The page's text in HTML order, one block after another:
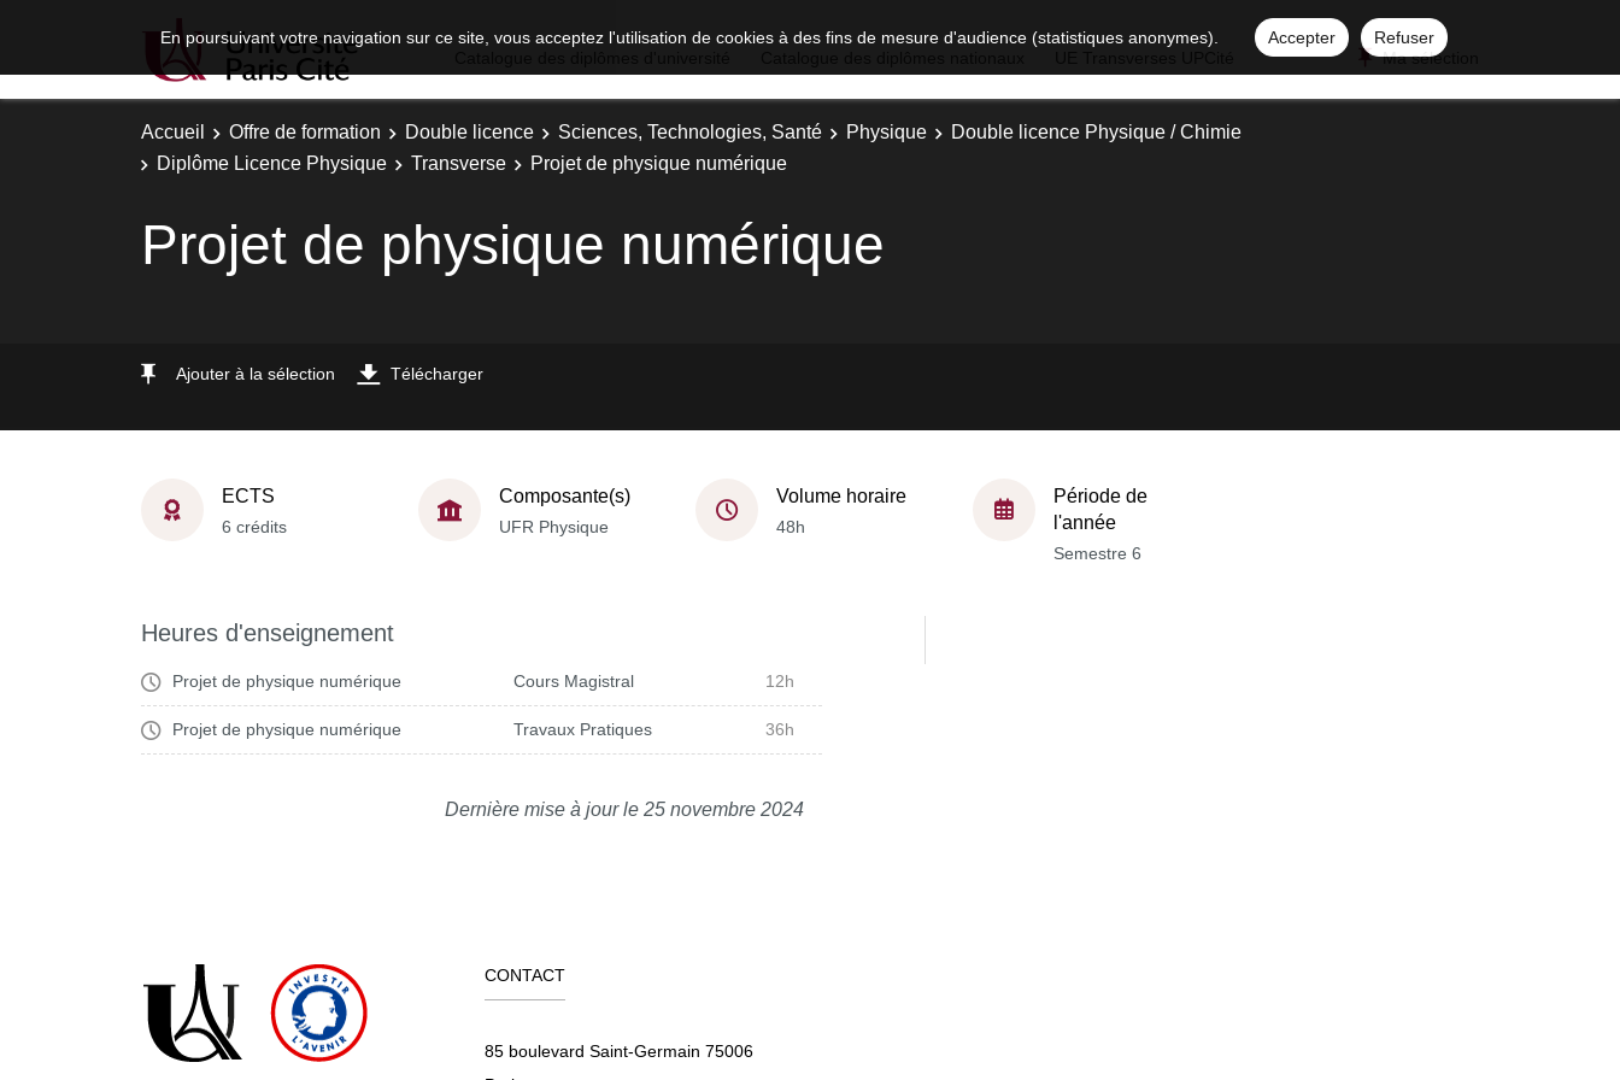
En poursuivant votre navigation sur ce site, vous acceptez l'utilisation de cookies à des fins de mesure d'audience (statistiques anonymes). Accepter
Refuser
Ma sélection
Accueil Offre de formation Double licence Sciences, Technologies, Santé Physique
Double licence Physique / Chimie
Diplôme Licence Physique
Transverse Projet de physique numérique
Projet de physique numérique
Ajouter à la sélection Télécharger
ECTS
6 crédits
Composante(s)
UFR Physique
Volume horaire
48h
Période de
l'année
Semestre 6
Heures d'enseignement
Projet de physique numérique Cours Magistral 12h
Projet de physique numérique Travaux Pratiques 36h
Dernière mise à jour le 25 novembre 2024
CONTACT
85 boulevard Saint-Germain 75006